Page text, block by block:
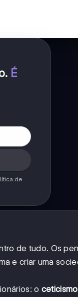
. É
de
de tudo. Os
e criar uma
o